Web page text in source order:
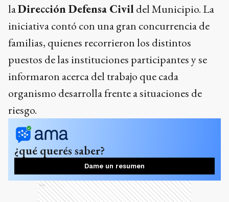
laDirección Defensa Civildel Municipio. La
iniciativa contó con una gran concurrencia de
familias, quienes recorrieron los distintos
puestos de las instituciones participantes y se
informaron acerca del trabajo que cada
organismo desarrolla frente a situaciones de
riesgo.
¿qué querés saber?
Dame un resumen
Ads